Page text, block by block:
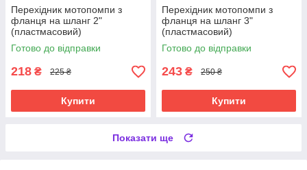
Перехідник мотопомпи з
фланця на шланг 2"
(пластмасовий)
Готово до відправки
218 ₴ 225 ₴
Купити
Перехідник мотопомпи з
фланця на шланг 3"
(пластмасовий)
Готово до відправки
243 ₴ 250 ₴
Купити
Показати ще